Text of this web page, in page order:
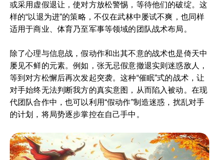
或采用虚假退让，使对方放松警惕，等待他们的破绽。这
样的“以退为进”的策略，不仅在武林中屡试不爽，也同样
适用于商业、体育乃至军事等领域的团队战术布局。
除了心理与信息战，假动作和出其不意的战术也是倚天中
屡见不鲜的元素。例如，张无忌假意撤退实则迷惑敌人，
等到对方松懈后再次发起突袭。这种“催眠”式的战术，让
对手始终无法判断我方的真实意图，从而陷入被动。在现
代团队合作中，也可以利用“假动作”制造迷惑，扰乱对手
的计划，将局势逐步掌控在自己手中。